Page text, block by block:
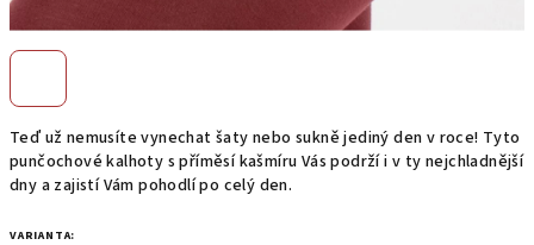
Teď už nemusíte vynechat šaty nebo sukně jediný den v roce! Tyto
punčochové kalhoty s příměsí kašmíru Vás podrží i v ty nejchladnější
dny a zajistí Vám pohodlí po celý den.
VARIANTA: